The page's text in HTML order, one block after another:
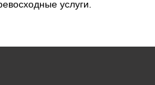
услуги.